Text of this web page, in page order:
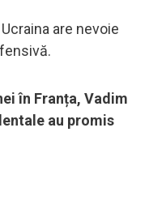
are nevoie
în Franța, Vadim
au promis